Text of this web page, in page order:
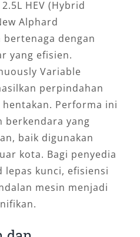
HEV (Hybrid
Alphard
bertenaga dengan
yang efisien.
Variable
perpindahan
Performa ini
berkendara yang
baik digunakan
kota. Bagi penyedia
lepas kunci, efisiensi
mesin menjadi